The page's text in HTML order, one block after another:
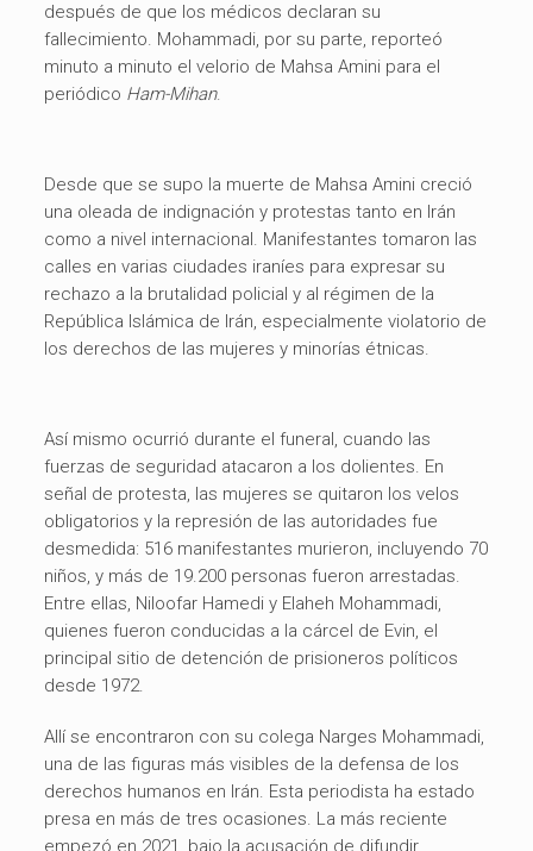
después de que los médicos declaran su
fallecimiento. Mohammadi, por su parte, reporteó
minuto a minuto el velorio de Mahsa Amini para el
periódico Ham-Mihan.
Desde que se supo la muerte de Mahsa Amini creció
una oleada de indignación y protestas tanto en Irán
como a nivel internacional. Manifestantes tomaron las
calles en varias ciudades iraníes para expresar su
rechazo a la brutalidad policial y al régimen de la
República Islámica de Irán, especialmente violatorio de
los derechos de las mujeres y minorías étnicas.
Así mismo ocurrió durante el funeral, cuando las
fuerzas de seguridad atacaron a los dolientes. En
señal de protesta, las mujeres se quitaron los velos
obligatorios y la represión de las autoridades fue
desmedida: 516 manifestantes murieron, incluyendo 70
niños, y más de 19.200 personas fueron arrestadas.
Entre ellas, Niloofar Hamedi y Elaheh Mohammadi,
quienes fueron conducidas a la cárcel de Evin, el
principal sitio de detención de prisioneros políticos
desde 1972.
Allí se encontraron con su colega Narges Mohammadi,
una de las figuras más visibles de la defensa de los
derechos humanos en Irán. Esta periodista ha estado
presa en más de tres ocasiones. La más reciente
empezó en 2021, bajo la acusación de difundir